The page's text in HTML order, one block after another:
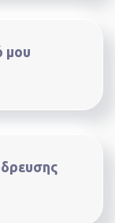
μου